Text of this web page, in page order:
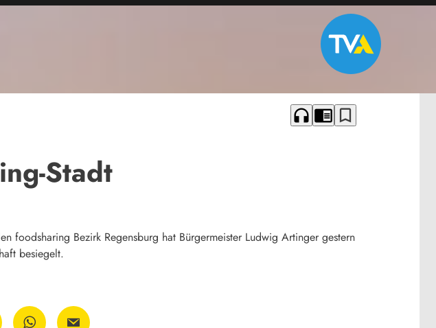
headphones chrome_reader_mode bookmark_border
Stadt
foodsharing Bezirk Regensburg hat Bürgermeister Ludwig Artinger gestern
besiegelt.